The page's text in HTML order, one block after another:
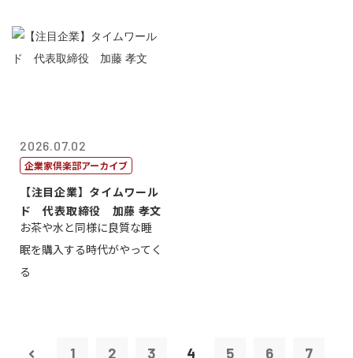
2026.07.02
企業家倶楽部アーカイブ
【注目企業】タイムワール
ド 代表取締役 加藤 孝文
お茶や水と同様に良質な睡
眠を購入する時代がやってく
る
1 2 3 4 5 6 7